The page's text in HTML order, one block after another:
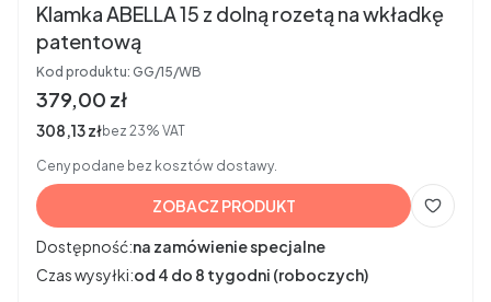
Klamka ABELLA 15 z dolną rozetą na wkładkę
patentową
Kod produktu: GG/15/WB
Cena brutto
379,00 zł
Cena netto
308,13 złbez 23% VAT
Ceny podane bez kosztów dostawy.
ZOBACZ PRODUKT
Dostępność:na zamówienie specjalne
Czas wysyłki:od 4 do 8 tygodni (roboczych)